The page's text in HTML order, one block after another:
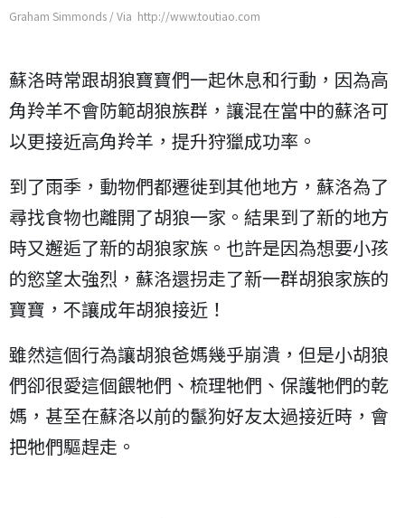
Graham Simmonds / Via http://www.toutiao.com
蘇洛時常跟胡狼寶寶們一起休息和行動，因為高
角羚羊不會防範胡狼族群，讓混在當中的蘇洛可
以更接近高角羚羊，提升狩獵成功率。
到了雨季，動物們都遷徙到其他地方，蘇洛為了
尋找食物也離開了胡狼一家。結果到了新的地方
時又邂逅了新的胡狼家族。也許是因為想要小孩
的慾望太強烈，蘇洛還拐走了新一群胡狼家族的
寶寶，不讓成年胡狼接近！
雖然這個行為讓胡狼爸媽幾乎崩潰，但是小胡狼
們卻很愛這個餵牠們、梳理牠們、保護牠們的乾
媽，甚至在蘇洛以前的鬣狗好友太過接近時，會
把牠們驅趕走。